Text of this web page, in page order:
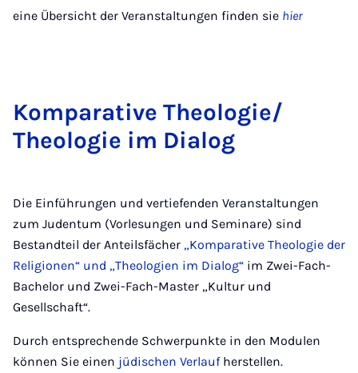
eine Übersicht der Veranstaltungen finden sie hier
Kom­par­at­ive Theo­lo­gie/
Theo­lo­gie im Dia­log
Die Einführungen und vertiefenden Veranstaltungen
zum Judentum (Vorlesungen und Seminare) sind
Bestandteil der Anteilsfächer „Komparative Theologie der
Religionen“ und „Theologien im Dialog“ im Zwei-Fach-
Bachelor und Zwei-Fach-Master „Kultur und
Gesellschaft“.
Durch entsprechende Schwerpunkte in den Modulen
können Sie einen jüdischen Verlaufherstellen.